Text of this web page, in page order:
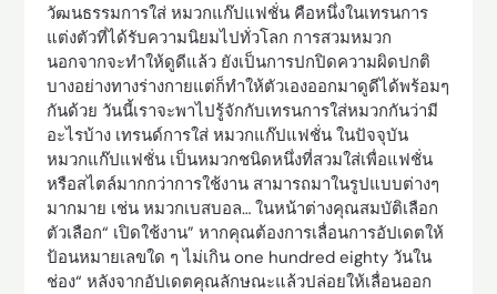
วัฒนธรรมการใส่ หมวกแก๊ปแฟชั่น คือหนึ่งในเทรนการ
แต่งตัวที่ได้รับความนิยมไปทั่วโลก การสวมหมวก
นอกจากจะทำให้ดูดีแล้ว ยังเป็นการปกปิดความผิดปกติ
บางอย่างทางร่างกายแต่ก็ทำให้ตัวเองออกมาดูดีได้พร้อมๆ
กันด้วย วันนี้เราจะพาไปรู้จักกับเทรนการใส่หมวกกันว่ามี
อะไรบ้าง เทรนด์การใส่ หมวกแก๊ปแฟชั่น ในปัจจุบัน
หมวกแก๊ปแฟชั่น เป็นหมวกชนิดหนึ่งที่สวมใส่เพื่อแฟชั่น
หรือสไตล์มากกว่าการใช้งาน สามารถมาในรูปแบบต่างๆ
มากมาย เช่น หมวกเบสบอล… ในหน้าต่างคุณสมบัติเลือก
ตัวเลือก“ เปิดใช้งาน” หากคุณต้องการเลื่อนการอัปเดตให้
ป้อนหมายเลขใด ๆ ไม่เกิน one hundred eighty วันใน
ช่อง“ หลังจากอัปเดตคุณลักษณะแล้วปล่อยให้เลื่อนออก